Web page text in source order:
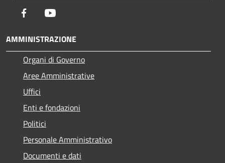
Facebook
AMMINISTRAZIONE
Organi di Governo
Aree Amministrative
Uffici
Enti e fondazioni
Politici
Personale Amministrativo
Documenti e dati